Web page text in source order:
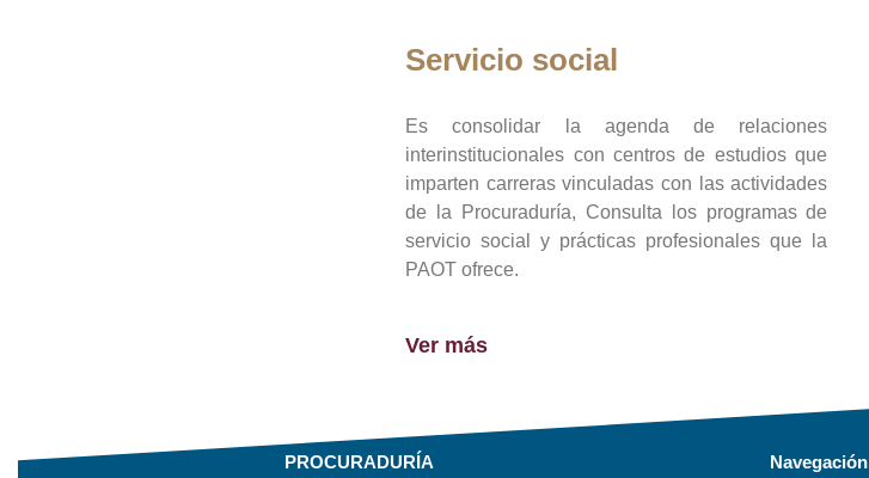
Servicio social
Es consolidar la agenda de relaciones
interinstitucionales con centros de estudios que
imparten carreras vinculadas con las actividades
de la Procuraduría, Consulta los programas de
servicio social y prácticas profesionales que la
PAOT ofrece.
Ver más
PROCURADURÍA Navegación